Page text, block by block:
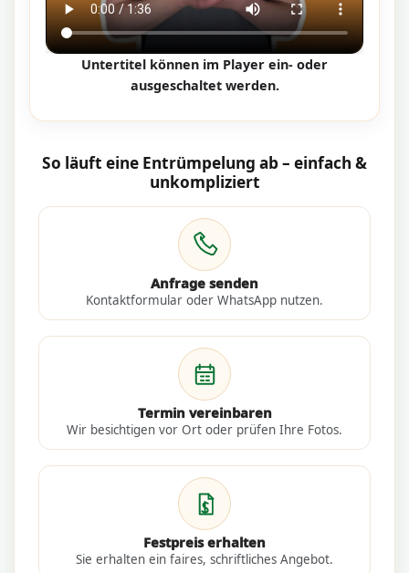
Untertitel können im Player ein- oder
ausgeschaltet werden.
So läuft eine Entrümpelung ab – einfach &
unkompliziert
Anfrage senden
Kontaktformular oder WhatsApp nutzen.
Termin vereinbaren
Wir besichtigen vor Ort oder prüfen Ihre Fotos.
Festpreis erhalten
Sie erhalten ein faires, schriftliches Angebot.